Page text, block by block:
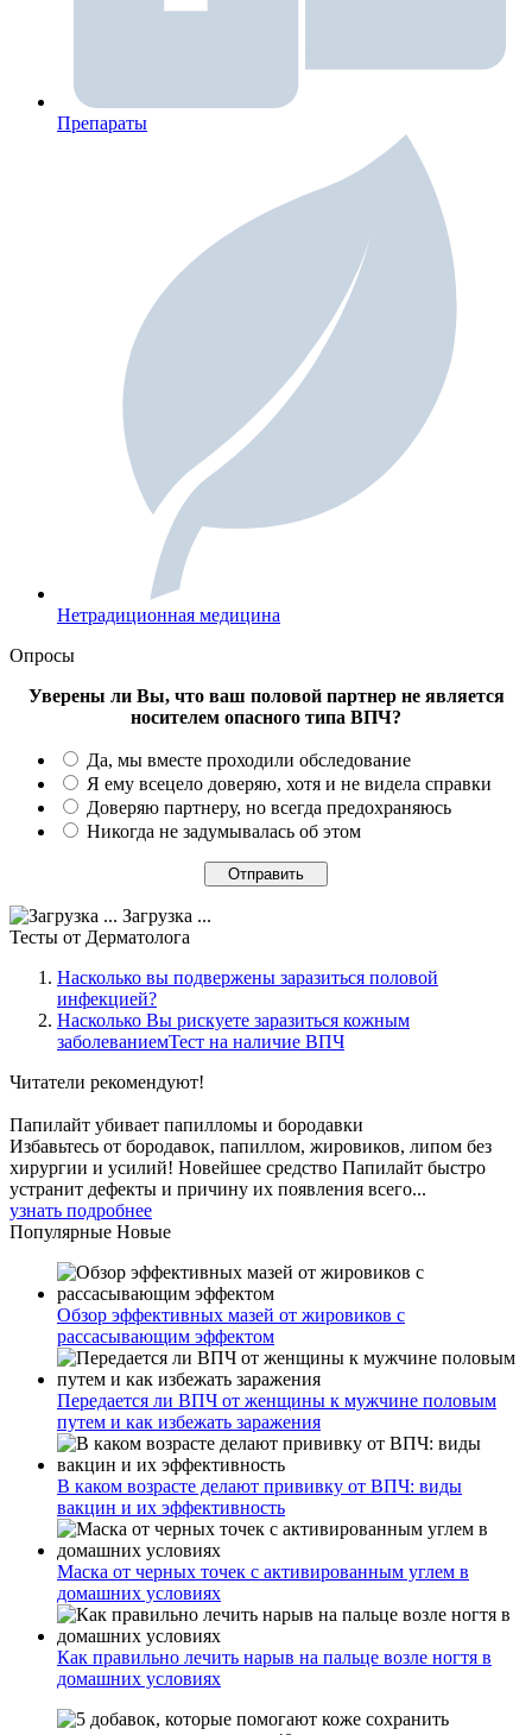
Препараты
Нетрадиционная медицина
Опросы
Уверены ли Вы, что ваш половой партнер не является
носителем опасного типа ВПЧ?
Да, мы вместе проходили обследование
Я ему всецело доверяю, хотя и не видела справки
Доверяю партнеру, но всегда предохраняюсь
Никогда не задумывалась об этом
Загрузка ...
Тесты от Дерматолога
Насколько вы подвержены заразиться половой
инфекцией?
Насколько Вы рискуете заразиться кожным
заболеваниемТест на наличие ВПЧ
Читатели рекомендуют!
Папилайт убивает папилломы и бородавки
Избавьтесь от бородавок, папиллом, жировиков, липом без
хирургии и усилий! Новейшее средство Папилайт быстро
устранит дефекты и причину их появления всего...
узнать подробнее
Популярные Новые
Обзор эффективных мазей от жировиков с
рассасывающим эффектом
Передается ли ВПЧ от женщины к мужчине половым
путем и как избежать заражения
В каком возрасте делают прививку от ВПЧ: виды
вакцин и их эффективность
Маска от черных точек с активированным углем в
домашних условиях
Как правильно лечить нарыв на пальце возле ногтя в
домашних условиях